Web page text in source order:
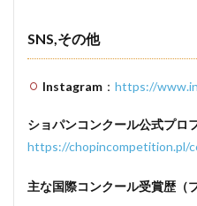
SNS,その他
Instagram ： https://
ショパンコンクール公式プロ
https://chopincompetition.pl/
主な国際コンクール受賞歴（